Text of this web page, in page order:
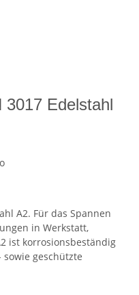
3017 Edelstahl
A2. Für das Spannen
in Werkstatt,
ist korrosionsbeständig
geschützte